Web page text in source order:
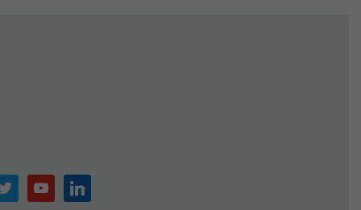
youtube linkedin